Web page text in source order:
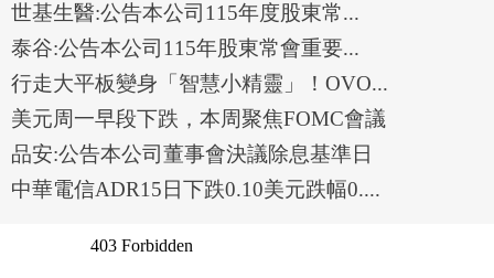
世基生醫:公告本公司115年度股東常...
泰谷:公告本公司115年股東常會重要...
行走大平板變身「智慧小精靈」！OVO...
美元周一早段下跌，本周聚焦FOMC會議
品安:公告本公司董事會決議除息基準日
中華電信ADR15日下跌0.10美元跌幅0....